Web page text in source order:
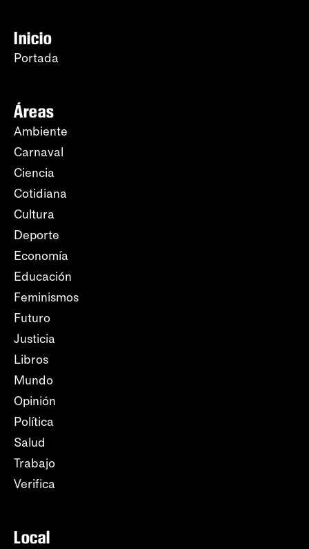
Inicio
Portada
Áreas
Ambiente
Carnaval
Ciencia
Cotidiana
Cultura
Deporte
Economía
Educación
Feminismos
Futuro
Justicia
Libros
Mundo
Opinión
Política
Salud
Trabajo
Verifica
Local